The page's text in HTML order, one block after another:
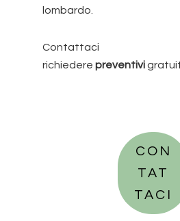
lombardo.
richiederepreventivi
CON
TAT
TACI